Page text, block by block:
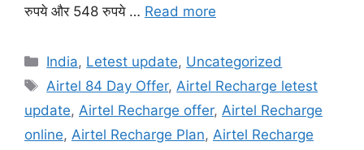
रुपये और 548 रुपये … Read more
Categories
India, Letest update, Uncategorized
Tags
Airtel 84 Day Offer,Airtel Recharge letest
update, Airtel Recharge offer, Airtel Recharge
online, Airtel Recharge Plan, Airtel Recharge